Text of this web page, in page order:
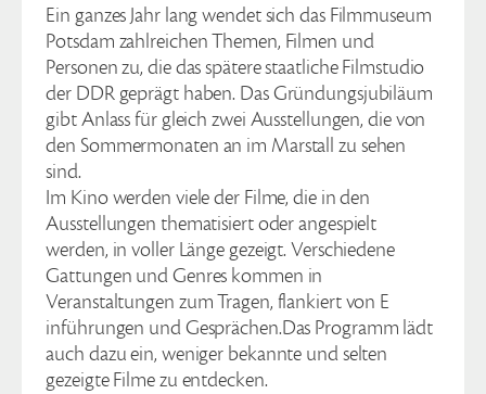
Ein ganzes Jahr lang wendet sich das Filmmuseum
Potsdam zahlreichen Themen, Filmen und
Personen zu, die das spätere staatliche Filmstudio
der DDR geprägt haben. Das Gründungsjubiläum
gibt Anlass für gleich zwei Ausstellungen, die von
den Sommermonaten an im Marstall zu sehen
sind.
Im Kino werden viele der Filme, die in den
Ausstellungen thematisiert oder angespielt
werden, in voller Länge gezeigt. Verschiedene
Gattungen und Genres kommen in
Veranstaltungen zum Tragen, flankiert von E
inführungen und Gesprächen.Das Programm lädt
auch dazu ein, weniger bekannte und selten
gezeigte Filme zu entdecken.